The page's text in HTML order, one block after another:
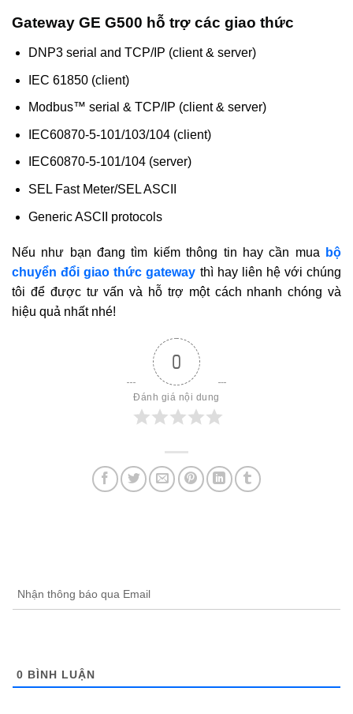
Gateway GE G500 hỗ trợ các giao thức
DNP3 serial and TCP/IP (client & server)
IEC 61850 (client)
Modbus™ serial & TCP/IP (client & server)
IEC60870-5-101/103/104 (client)
IEC60870-5-101/104 (server)
SEL Fast Meter/SEL ASCII
Generic ASCII protocols
Nếu như bạn đang tìm kiếm thông tin hay cần mua bộ
chuyển đổi giao thức gateway thì hay liên hệ với chúng
tôi để được tư vấn và hỗ trợ một cách nhanh chóng và
hiệu quả nhất nhé!
0
Đánh giá nội dung
Nhận thông báo qua Email
0 BÌNH LUẬN